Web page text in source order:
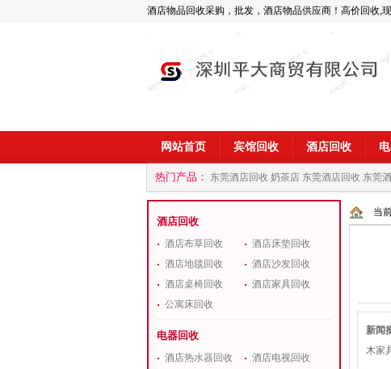
酒店物品回收采购，批发，酒店物品供应商！高价回收,现
网站首页 宾馆回收 酒店回收
热门产品： 东莞酒店回收 奶茶店 东莞酒店回收 东莞酒
商 深圳酒店用品回收公司
酒店回收
酒店布草回收
酒店床垫回收
酒店地毯回收
酒店沙发回收
酒店桌椅回收
酒店家具回收
公寓床回收
电器回收
酒店热水器回收
酒店电视回收
当
新闻
木家